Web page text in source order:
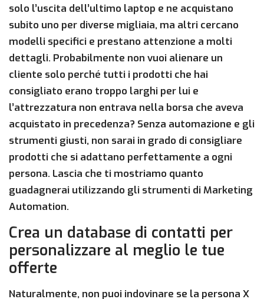
solo l’uscita dell’ultimo laptop e ne acquistano
subito uno per diverse migliaia, ma altri cercano
modelli specifici e prestano attenzione a molti
dettagli. Probabilmente non vuoi alienare un
cliente solo perché tutti i prodotti che hai
consigliato erano troppo larghi per lui e
l’attrezzatura non entrava nella borsa che aveva
acquistato in precedenza? Senza automazione e gli
strumenti giusti, non sarai in grado di consigliare
prodotti che si adattano perfettamente a ogni
persona. Lascia che ti mostriamo quanto
guadagnerai utilizzando gli strumenti di Marketing
Automation.
Crea un database di contatti per
personalizzare al meglio le tue
offerte
Naturalmente, non puoi indovinare se la persona X